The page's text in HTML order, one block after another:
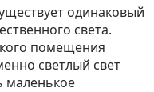
света.
помещения
светлый свет
маленькое